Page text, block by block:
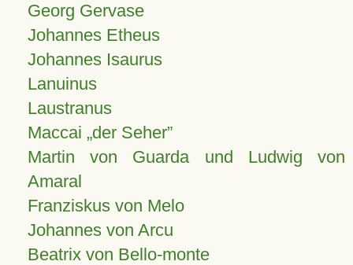
Georg Gervase
Johannes Etheus
Johannes Isaurus
Lanuinus
Laustranus
Maccai „der Seher”
Martin von Guarda und Ludwig von
Amaral
Franziskus von Melo
Johannes von Arcu
Beatrix von Bello-monte